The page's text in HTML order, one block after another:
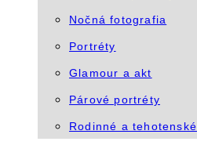
Nočná fotografia
Portréty
Glamour a akt
Párové portréty
Rodinné a tehotenské